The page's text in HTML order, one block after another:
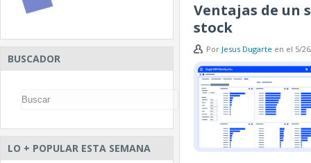
Ventajas de un
stock
Por Jesus Dugarte en el 5/
BUSCADOR
LO + POPULAR ESTA SEMANA